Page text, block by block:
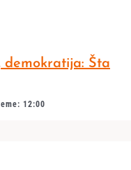
demokratija: Šta
12:00